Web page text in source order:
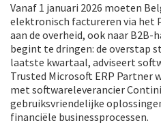
Vanaf 1 januari 2026 moeten
elektronisch factureren via het
aan de overheid, ook naar B2B-
begint te dringen: de overstap
laatste kwartaal, adviseert
Trusted Microsoft ERP Partner
met softwareleverancier
gebruiksvriendelijke
financiële businessprocessen.